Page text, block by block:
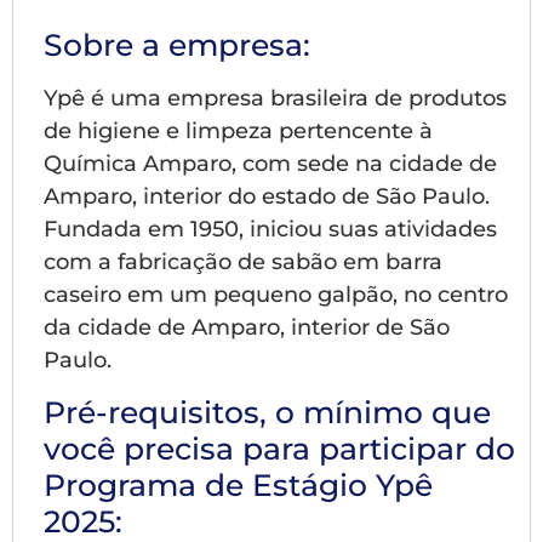
Sobre a empresa:
Ypê é uma empresa brasileira de produtos
de higiene e limpeza pertencente à
Química Amparo, com sede na cidade de
Amparo, interior do estado de São Paulo.
Fundada em 1950, iniciou suas atividades
com a fabricação de sabão em barra
caseiro em um pequeno galpão, no centro
da cidade de Amparo, interior de São
Paulo.
Pré-requisitos, o mínimo que
você precisa para participar do
Programa de Estágio Ypê
2025: